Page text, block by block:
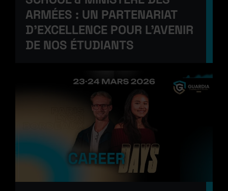
ARMÉES : UN PARTENARIAT
D’EXCELLENCE POUR L’AVENIR
DE NOS ÉTUDIANTS